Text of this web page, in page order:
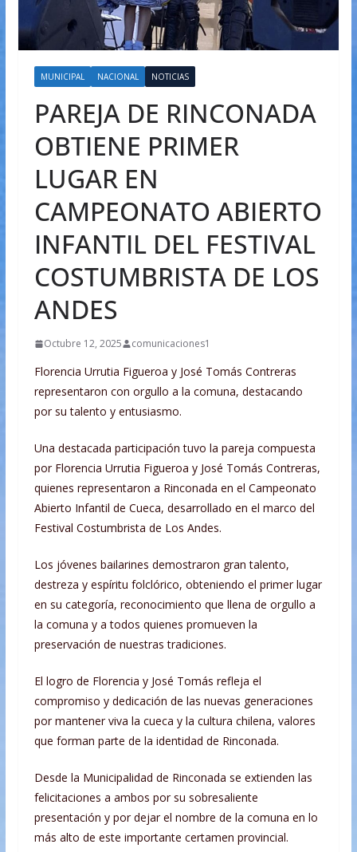
MUNICIPAL NACIONAL NOTICIAS
PAREJA DE RINCONADA
OBTIENE PRIMER
LUGAR EN
CAMPEONATO ABIERTO
INFANTIL DEL FESTIVAL
COSTUMBRISTA DE LOS
ANDES
Octubre 12, 2025 comunicaciones1
Florencia Urrutia Figueroa y José Tomás Contreras
representaron con orgullo a la comuna, destacando
por su talento y entusiasmo.
Una destacada participación tuvo la pareja compuesta
por Florencia Urrutia Figueroa y José Tomás Contreras,
quienes representaron a Rinconada en el Campeonato
Abierto Infantil de Cueca, desarrollado en el marco del
Festival Costumbrista de Los Andes.
Los jóvenes bailarines demostraron gran talento,
destreza y espíritu folclórico, obteniendo el primer lugar
en su categoría, reconocimiento que llena de orgullo a
la comuna y a todos quienes promueven la
preservación de nuestras tradiciones.
El logro de Florencia y José Tomás refleja el
compromiso y dedicación de las nuevas generaciones
por mantener viva la cueca y la cultura chilena, valores
que forman parte de la identidad de Rinconada.
Desde la Municipalidad de Rinconada se extienden las
felicitaciones a ambos por su sobresaliente
presentación y por dejar el nombre de la comuna en lo
más alto de este importante certamen provincial.